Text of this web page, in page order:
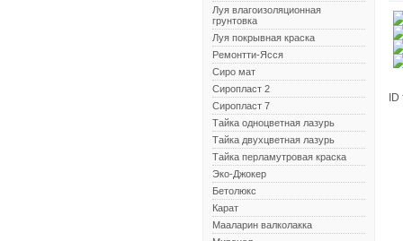
Луя влагоизоляционная
грунтовка
Луя покрывная краска
Ремонтти-Ясся
Сиро мат
Сиропласт 2
Сиропласт 7
Тайка одноцветная лазурь
Тайка двухцветная лазурь
Тайка перламутровая краска
Эко-Джокер
Бетолюкс
Карат
Мааларин валколакка